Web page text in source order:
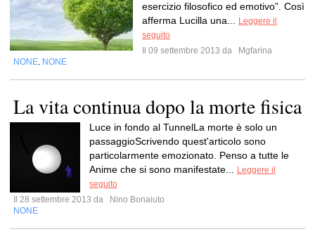
esercizio filosofico ed emotivo”. Così
afferma Lucilla una...
Leggere il
seguito
Il 09 settembre 2013 da
Mgfarina
NONE NONE
La vita continua dopo la morte fisica
Luce in fondo al TunnelLa morte è solo un
passaggioScrivendo quest'articolo sono
particolarmente emozionato. Penso a tutte le
Anime che si sono manifestate...
Leggere il
seguito
Il 28 settembre 2013 da
Nino Bonaiuto
NONE